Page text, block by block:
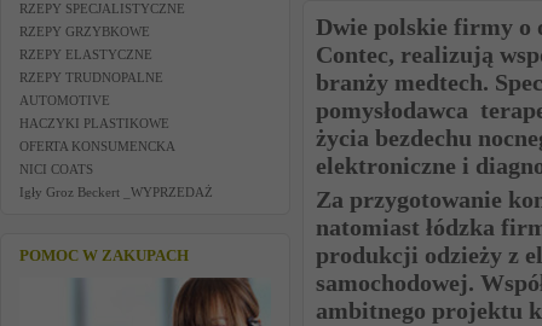
RZEPY SPECJALISTYCZNE
RZEPY GRZYBKOWE
RZEPY ELASTYCZNE
RZEPY TRUDNOPALNE
AUTOMOTIVE
HACZYKI PLASTIKOWE
OFERTA KONSUMENCKA
NICI COATS
Igły Groz Beckert _WYPRZEDAŻ
POMOC W ZAKUPACH
Dwie polskie firmy o
Contec, realizują
branży medtech.
pomysłodawca
życia bezdechu
elektroniczne i
Za przygotowanie
natomiast łódzka
produkcji odzieży z
samochodowej.
ambitnego projektu